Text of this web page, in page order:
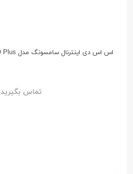
اس اس دی اینترنال سامسونگ مدل 970EVO Plus ظرفیت 1 ترابایت
تماس بگیرید